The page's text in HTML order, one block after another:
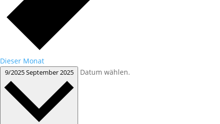
Dieser Monat
9/2025September 2025 Datum wählen.